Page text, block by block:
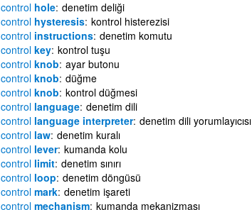
controlhole denetim deliği
controlhysteresis kontrol histerezisi
controlinstructions denetim komutu
controlkey kontrol tuşu
controlknob ayar butonu
controlknob düğme
controlknob kontrol düğmesi
controllanguage denetim dili
controllanguage interpreter denetim dili yorumlayıcısı
controllaw denetim kuralı
controllever kumanda kolu
controllimit denetim sınırı
controlloop denetim döngüsü
controlmark denetim işareti
controlmechanism kumanda mekanizması